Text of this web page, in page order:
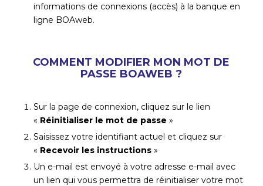
informations de connexions (accès) à la banque en
ligne BOAweb.
COMMENT MODIFIER MON MOT DE
PASSE BOAWEB ?
Sur la page de connexion, cliquez sur le lien
« Réinitialiser le mot de passe »
Saisissez votre identifiant actuel et cliquez sur
« Recevoir les instructions »
Un e-mail est envoyé à votre adresse e-mail avec
un lien qui vous permettra de réinitialiser votre mot